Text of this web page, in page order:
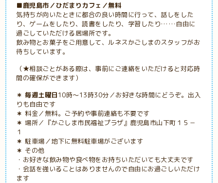
■鹿児島市／ひだまりカフェ／無料
気持ちが向いたときに都合の良い時間に行って、話しをした
り、ゲームをしたり、読書をしたり、学習したり……自由に
過ごしていただける居場所です。
飲み物とお菓子をご用意して、ルネスかごしまのスタッフがお
待ちしています。
（★相談ごとがある際は、事前にご連絡をいただけると対応時
間の確保ができます）
＊ 毎週土曜日10時～13時30分／お好きな時間にどうぞ。出入
りも自由です
＊ 料金／無料。ご予約や事前連絡も不要です
＊ 場所／『かごしま市民福祉プラザ』鹿児島市山下町１５－
１
＊ 駐車場／地下に無料駐車場がございます
＊ その他
・お好きな飲み物や食べ物をお持ちいただいても大丈夫です
・会話を強いることはありませんので自由にお過ごしいただけ
ます